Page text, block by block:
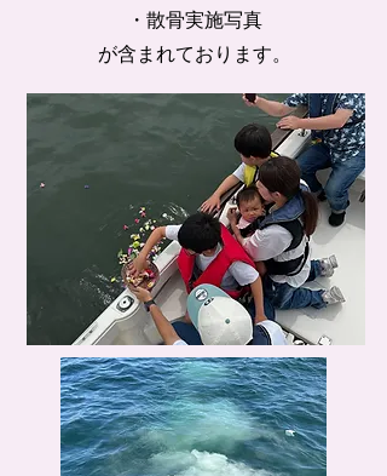
・ 散骨実施写真
が含まれております。